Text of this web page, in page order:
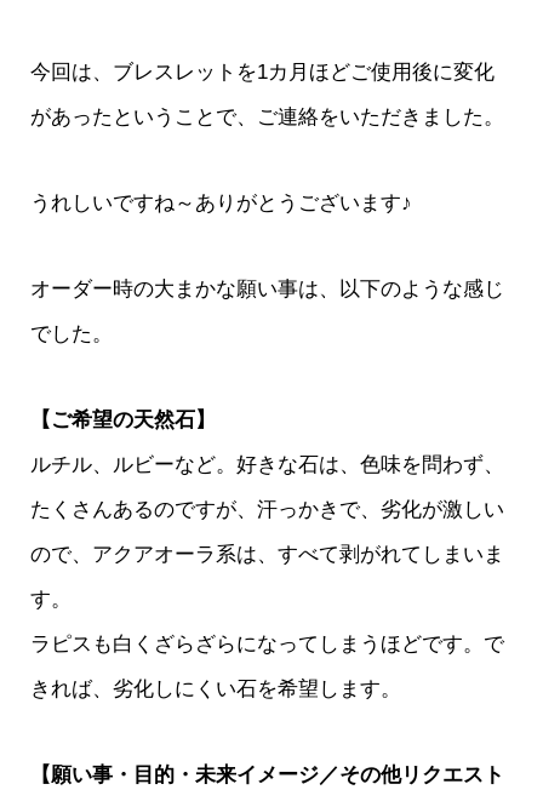
今回は、ブレスレットを1カ月ほどご使用後に変化
があったということで、ご連絡をいただきました。
うれしいですね～ありがとうございます♪
オーダー時の大まかな願い事は、以下のような感じ
でした。
【ご希望の天然石】
ルチル、ルビーなど。好きな石は、色味を問わず、
たくさんあるのですが、汗っかきで、劣化が激しい
ので、アクアオーラ系は、すべて剥がれてしまいま
す。
ラピスも白くざらざらになってしまうほどです。で
きれば、劣化しにくい石を希望します。
【願い事・目的・未来イメージ／その他リクエスト